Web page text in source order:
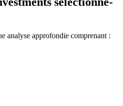
analyse approfondie comprenant :